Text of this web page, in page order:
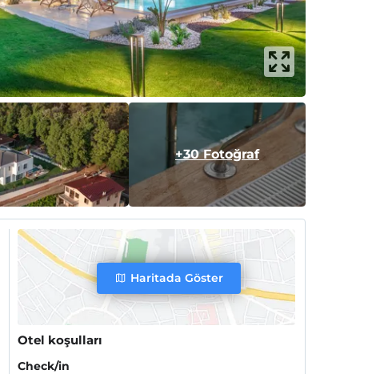
+30 Fotoğraf
Haritada Göster
Otel koşulları
Check/in